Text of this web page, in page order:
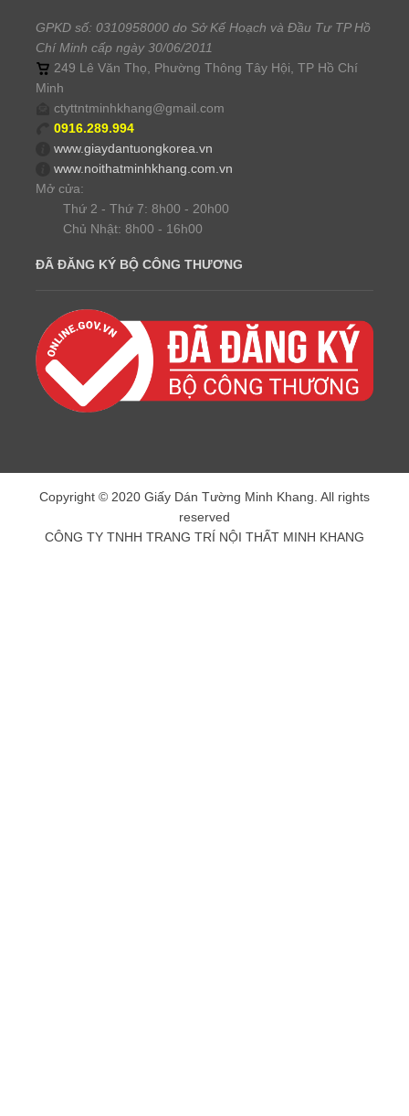
GPKD số: 0310958000 do Sở Kế Hoạch và Đầu Tư TP Hồ
Chí Minh cấp ngày 30/06/2011
249 Lê Văn Thọ, Phường Thông Tây Hội, TP Hồ Chí
Minh
ctyttntminhkhang@gmail.com
0916.289.994
www.giaydantuongkorea.vn
www.noithatminhkhang.com.vn
Mở cửa:
Thứ 2 - Thứ 7: 8h00 - 20h00
Chủ Nhật: 8h00 - 16h00
ĐÃ ĐĂNG KÝ BỘ CÔNG THƯƠNG
Copyright © 2020 Giấy Dán Tường Minh Khang. All rights
reserved
CÔNG TY TNHH TRANG TRÍ NỘI THẤT MINH KHANG